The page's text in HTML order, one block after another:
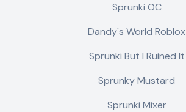
Sprunki OC
Dandy's World Roblox
Sprunki But I Ruined It
Sprunky Mustard
Sprunki Mixer